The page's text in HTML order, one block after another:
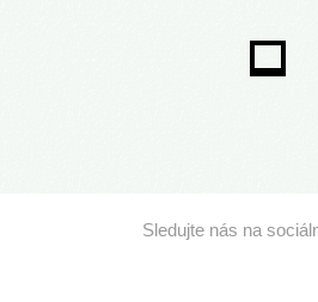
Sledujte nás na